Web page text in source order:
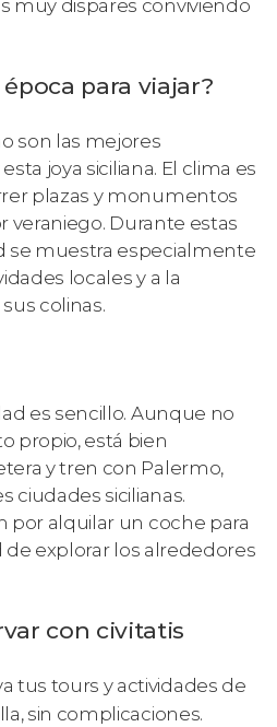
muy dispares conviviendo
para viajar?
son las mejores
joya siciliana. El clima es
plazas y monumentos
veraniego. Durante estas
se muestra especialmente
locales y a la
colinas.
es sencillo. Aunque no
propio, está bien
y tren con Palermo,
ciudades sicilianas.
por alquilar un coche para
explorar los alrededores
con civitatis
tus tours y actividades de
sin complicaciones.